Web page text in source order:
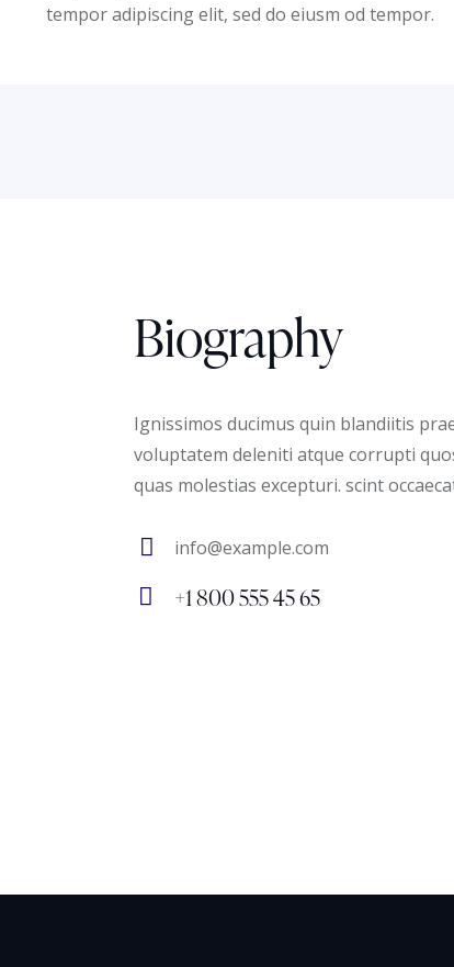
tempor adipiscing elit, sed do eiusm od tempor.
Biography
Ignissimos ducimus quin blandiitis
voluptatem deleniti atque corrupti
quas molestias excepturi. scint
E-
m
info@example.com
+1 800 555 45 65